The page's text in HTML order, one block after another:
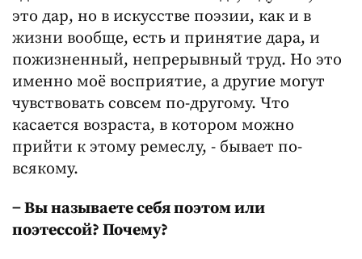
это дар, но в искусстве поэзии, как и в
жизни вообще, есть и принятие дара, и
пожизненный, непрерывный труд. Но это
именно моё восприятие, а другие могут
чувствовать совсем по-другому. Что
касается возраста, в котором можно
прийти к этому ремеслу, - бывает по-
всякому.
− Вы называете себя поэтом или
поэтессой? Почему?